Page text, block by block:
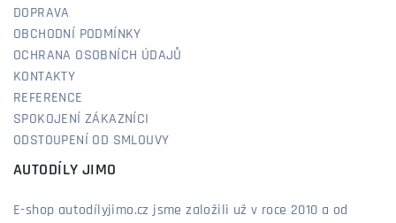
DOPRAVA
OBCHODNÍ PODMÍNKY
OCHRANA OSOBNÍCH ÚDAJŮ
KONTAKTY
REFERENCE
SPOKOJENÍ ZÁKAZNÍCI
ODSTOUPENÍ OD SMLOUVY
AUTODÍLY JIMO
E-shop autodílyjimo.cz jsme založili už v roce 2010 a od